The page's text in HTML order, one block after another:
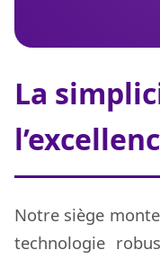
La
Notre siège
technologie